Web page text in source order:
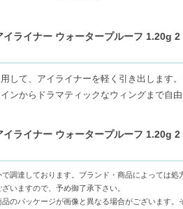
ラック、#7アンコンディショナル マリン
テッド ブラウン、#4アンリストリクテッ
ド ブロンズ、#5プリズマティック ブラ
ライナー ウォータープルーフ 1.20g
して、アイライナーを軽く引き出します
ンからドラマティックなウィングまで自
ライナー ウォータープルーフ 1.20g
調達しております。ブランド・商品によっては
いますので、予め御了承下さい。
のパッケージが画像と異なる場合がございます。